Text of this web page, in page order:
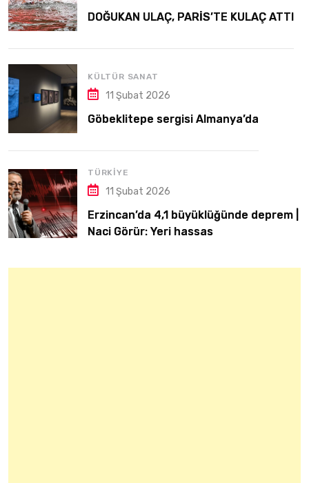
DOĞUKAN ULAÇ, PARİS’TE KULAÇ ATTI
KÜLTÜR SANAT
11 Şubat 2026
Göbeklitepe sergisi Almanya’da
TÜRKIYE
11 Şubat 2026
Erzincan’da 4,1 büyüklüğünde deprem |
Naci Görür: Yeri hassas